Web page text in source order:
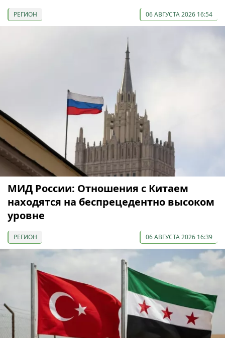
РЕГИОН 06 АВГУСТА 2026 16:54
МИД России: Отношения с Китаем
находятся на беспрецедентно высоком
уровне
РЕГИОН 06 АВГУСТА 2026 16:39